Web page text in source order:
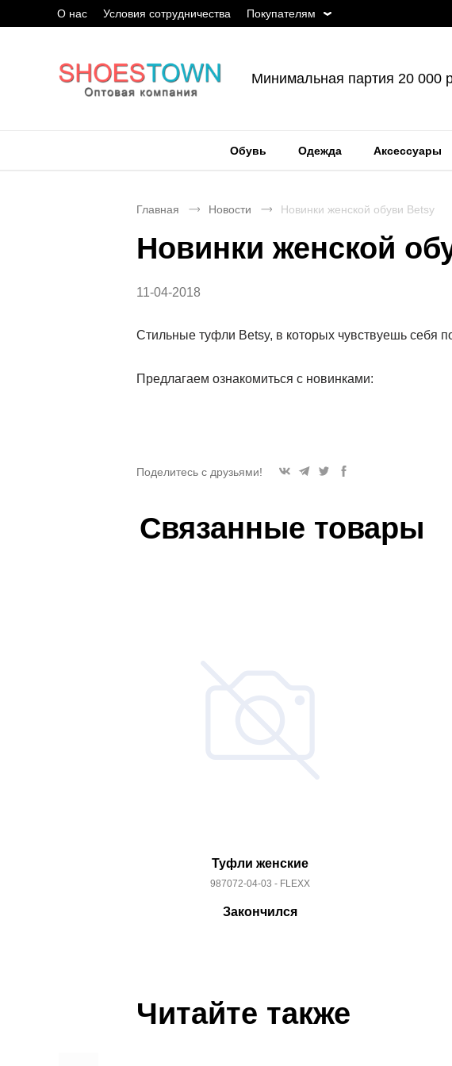
О нас Условия сотрудничества Покупателям
Минимальная партия 20 000
Обувь Одежда Аксессуары
Главная Новости Новинки женской обуви Betsy
Новинки женской
11-04-2018
Стильные туфли Betsy, в которых чувствуешь себя
Предлагаем ознакомиться с новинками:
Поделитесь с друзьями!
Связанные товары
Туфли женские
987072-04-03 - FLEXX
Закончился
Читайте также